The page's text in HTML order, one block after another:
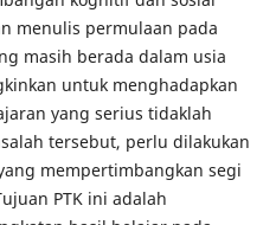
menulis permulaan pada
masih berada dalam usia
untuk menghadapkan
yang serius tidaklah
tersebut, perlu dilakukan
mempertimbangkan segi
PTK ini adalah